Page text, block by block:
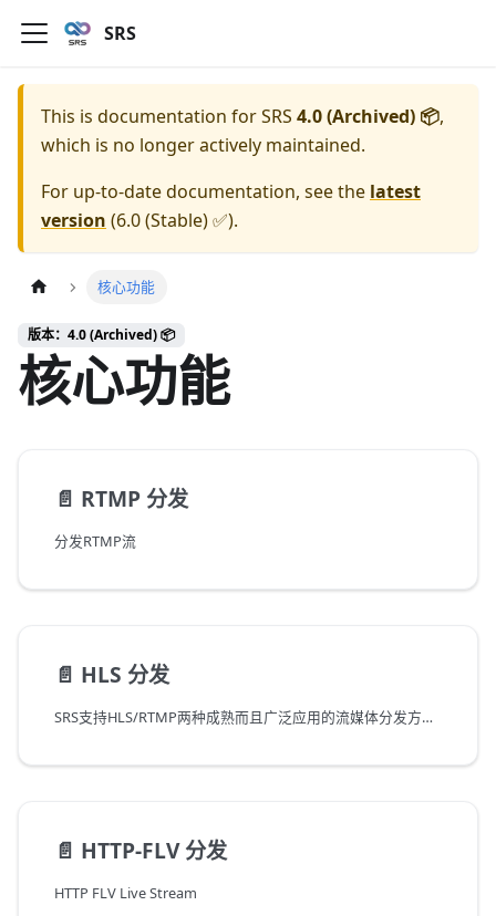
SRS
This is documentation forSRS 4.0 (Archived) 📦,
which is no longer actively maintained.
For up-to-date documentation, see the latest
version (6.0 (Stable) ✅).
核心功能
版本：4.0 (Archived) 📦
核心功能
📄️ RTMP 分发
分发RTMP流
📄️ HLS 分发
SRS支持HLS/RTMP两种成熟而且广泛应用的流媒体分发方式。
📄️ HTTP-FLV 分发
HTTP FLV Live Stream